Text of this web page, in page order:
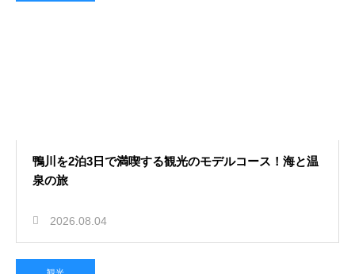
鴨川を2泊3日で満喫する観光のモデルコース！海と温
泉の旅
2026.08.04